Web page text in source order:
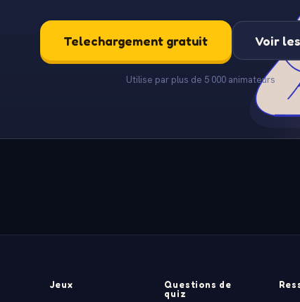
Telechargement gratuit Voir
Utilise par plus de 5 000 animateurs
Jeux
Questions de
quiz